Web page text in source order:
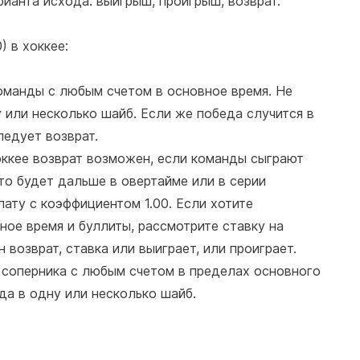
в хоккее:
с любым счетом в основное время. Не
несколько шайб. Если же победа случится в
возврат.
возврат возможен, если команды сыграют
будет дальше в овертайме или в серии
с коэффициентом 1.00. Если хотите
время и буллиты, рассмотрите ставку на
ставка или выиграет, или проиграет.
с любым счетом в пределах основного
в одну или несколько шайб.